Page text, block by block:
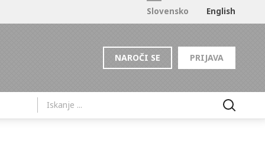
Slovensko English
NAROČI SE PRIJAVA